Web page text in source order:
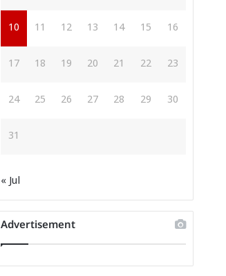
10 11 12 13 14 15 16
17 18 19 20 21 22 23
24 25 26 27 28 29 30
31
« Jul
Advertisement